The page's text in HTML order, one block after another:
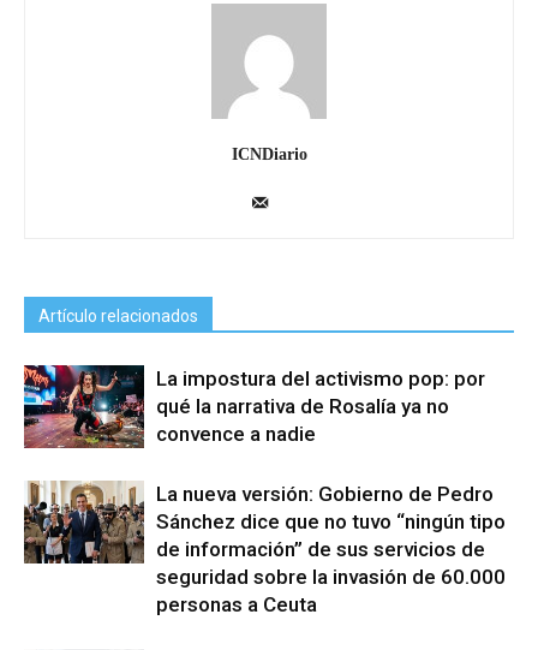
ICNDiario
Artículo relacionados
La impostura del activismo pop: por
qué la narrativa de Rosalía ya no
convence a nadie
La nueva versión: Gobierno de Pedro
Sánchez dice que no tuvo “ningún tipo
de información” de sus servicios de
seguridad sobre la invasión de 60.000
personas a Ceuta